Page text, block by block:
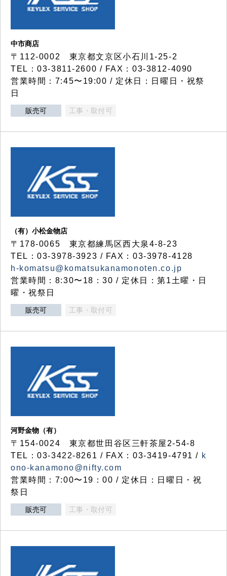
中市商店
〒112-0002 東京都文京区小石川1-25-2
TEL：03-3811-2600 / FAX：03-3812-4090
営業時間：7:45〜19:00 / 定休日：日曜日・祝祭
日
販売可 工事・取付可
（有）小松金物店
〒178-0065 東京都練馬区西大泉4-8-23
TEL：03-3978-3923 / FAX：03-3978-4128
h-komatsu@komatsukanamonoten.co.jp
営業時間：8:30〜18：30 / 定休日：第1土曜・日
曜・祝祭日
販売可 工事・取付可
河野金物（有）
〒154-0024 東京都世田谷区三軒茶屋2-54-8
TEL：03-3422-8261 / FAX：03-3419-4791 / k
ono-kanamono@nifty.com
営業時間：7:00〜19：00 / 定休日：日曜日・祝
祭日
販売可 工事・取付可